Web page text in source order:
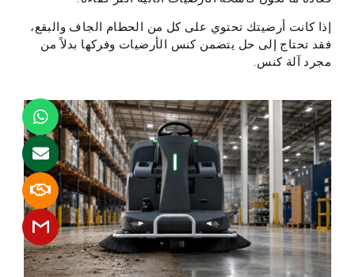
إذا كانت أرضيتك تحتوي على كل من الحطام الجاف والبقع،
فقد تحتاج إلى حل يتضمن كنس الأرضيات وفركها بدلاً من
مجرد آلة كنس.